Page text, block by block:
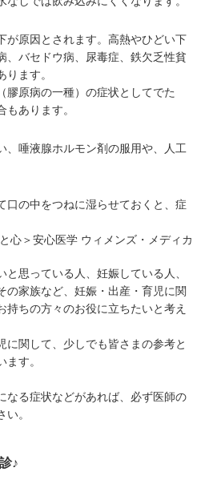
原因とされます。高熱やひどい下
バセドウ病 、尿毒症、 鉄欠乏性貧
ます。
（膠原病の一種）の症状としてでた
もあります。
唾液腺ホルモン剤の服用や、人工
の中をつねに湿らせておくと、症
心＞安心医学 ウィメンズ・メディカ
思っている人、妊娠している人、
の家族など、妊娠・出産・育児に関
持ちの方々のお役に立ちたいと考え
に関して、少しでも皆さまの参考と
す。
なる症状などがあれば、必ず医師の
。
♪